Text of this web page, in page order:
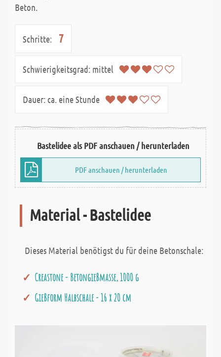
Beton.
Schritte: 7
Schwierigkeitsgrad: mittel
Dauer: ca. eine Stunde
Bastelidee als PDF anschauen / herunterladen
PDF anschauen / herunterladen
Material - Bastelidee
Dieses Material benötigst du für deine Betonschale:
Creastone - Betongießmasse, 1000 g
Gießform Halbschale - 16 x 20 cm